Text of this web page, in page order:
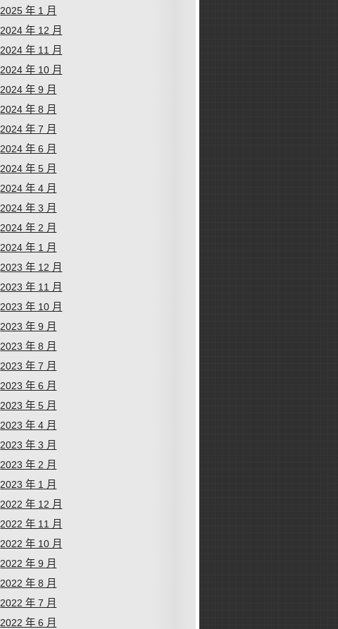
2025 年 1 月
2024 年 12 月
2024 年 11 月
2024 年 10 月
2024 年 9 月
2024 年 8 月
2024 年 7 月
2024 年 6 月
2024 年 5 月
2024 年 4 月
2024 年 3 月
2024 年 2 月
2024 年 1 月
2023 年 12 月
2023 年 11 月
2023 年 10 月
2023 年 9 月
2023 年 8 月
2023 年 7 月
2023 年 6 月
2023 年 5 月
2023 年 4 月
2023 年 3 月
2023 年 2 月
2023 年 1 月
2022 年 12 月
2022 年 11 月
2022 年 10 月
2022 年 9 月
2022 年 8 月
2022 年 7 月
2022 年 6 月